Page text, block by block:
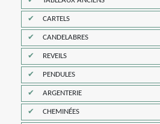
CARTELS
CANDELABRES
REVEILS
PENDULES
ARGENTERIE
CHEMINÉES